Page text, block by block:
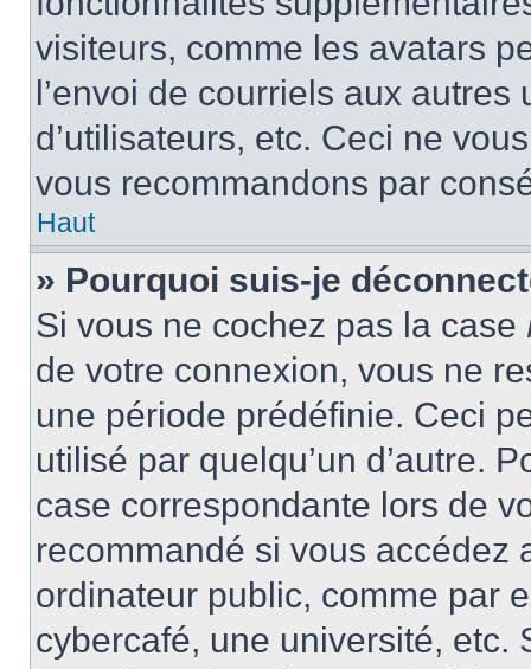
visiteurs, comme les avatars
l’envoi de courriels aux
d’utilisateurs, etc. Ceci ne
vous recommandons par
Haut
» Pourquoi suis-je
Si vous ne cochez pas la case
de votre connexion, vous ne
une période prédéfinie. Ceci
utilisé par quelqu’un d’autre.
case correspondante lors de
recommandé si vous accédez
ordinateur public, comme par
cybercafé, une université, etc.